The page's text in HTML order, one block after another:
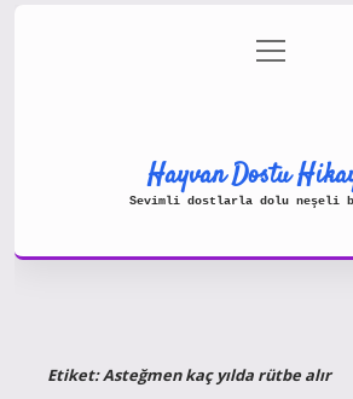
Gizlilik Politikası
menüyü
aç
Hayvan Dostu
Sevimli dostlarla dolu neşeli
Etiket:Asteğmen kaç yılda rütbe alır